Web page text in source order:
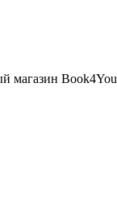
магазин Book4You